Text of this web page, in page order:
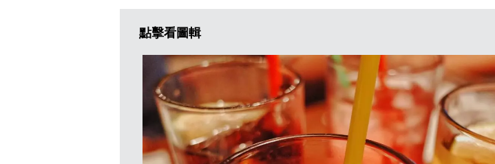
點擊看圖輯